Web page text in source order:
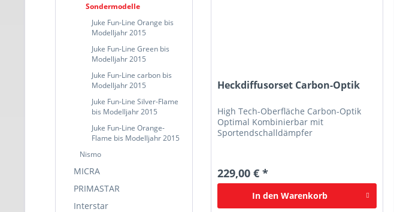
Sondermodelle
Juke Fun-Line Orange bis
Modelljahr 2015
Juke Fun-Line Green bis
Modelljahr 2015
Juke Fun-Line carbon bis
Modelljahr 2015
Juke Fun-Line Silver-Flame
bis Modelljahr 2015
Juke Fun-Line Orange-
Flame bis Modelljahr 2015
Nismo
MICRA
PRIMASTAR
Interstar
Heckdiffusorset Carbon-Optik
High Tech-Oberfläche Carbon-Optik
Optimal Kombinierbar mit
Sportendschalldämpfer
229,00 € *
In den Warenkorb